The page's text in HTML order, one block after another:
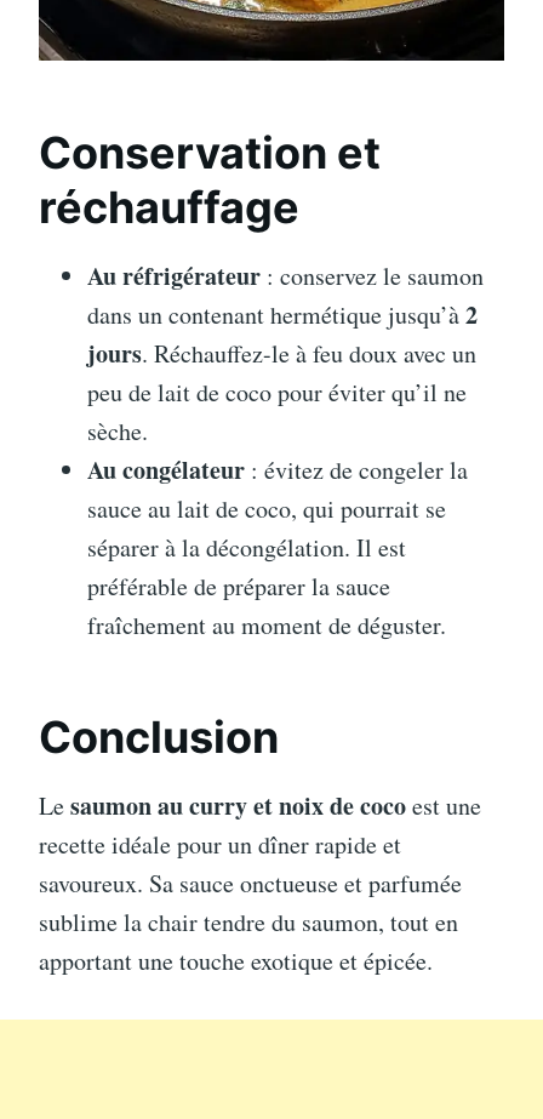
Conservation et
réchauffage
Au réfrigérateur : conservez le saumon
dans un contenant hermétique jusqu’à2
jours. Réchauffez-le à feu doux avec un
peu de lait de coco pour éviter qu’il ne
sèche.
Au congélateur : évitez de congeler la
sauce au lait de coco, qui pourrait se
séparer à la décongélation. Il est
préférable de préparer la sauce
fraîchement au moment de déguster.
Conclusion
Lesaumon au curry et noix de cocoest une
recette idéale pour un dîner rapide et
savoureux. Sa sauce onctueuse et parfumée
sublime la chair tendre du saumon, tout en
apportant une touche exotique et épicée.